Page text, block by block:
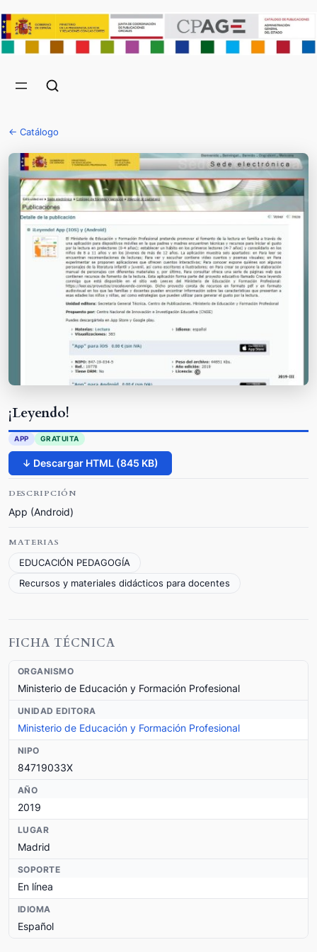
← Catálogo
¡Leyendo!
APP GRATUITA
↓ Descargar HTML (845 KB)
DESCRIPCIÓN
App (Android)
MATERIAS
EDUCACIÓN PEDAGOGÍA
Recursos y materiales didácticos para docentes
FICHA TÉCNICA
ORGANISMO
Ministerio de Educación y Formación Profesional
UNIDAD EDITORA
Ministerio de Educación y Formación Profesional
NIPO
84719033X
AÑO
2019
LUGAR
Madrid
SOPORTE
En línea
IDIOMA
Español